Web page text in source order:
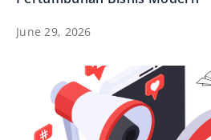
June 29, 2026